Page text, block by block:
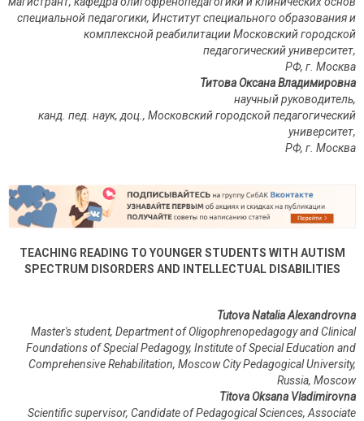
специальной педагогики, Институт специального образования и
комплексной реабилитации Московский городской
педагогический университет,
РФ, г. Москва
Титова Оксана Владимировна
научный руководитель,
канд. пед. наук, доц., Московский городской педагогический
университет,
РФ, г. Москва
TEACHING READING TO YOUNGER STUDENTS WITH AUTISM
SPECTRUM DISORDERS AND INTELLECTUAL DISABILITIES
Tutova Natalia Alexandrovna
Master's student, Department of Oligophrenopedagogy and Clinical
Foundations of Special Pedagogy, Institute of Special Education and
Comprehensive Rehabilitation, Moscow City Pedagogical University,
Russia, Moscow
Titova Oksana Vladimirovna
Scientific supervisor, Candidate of Pedagogical Sciences, Associate